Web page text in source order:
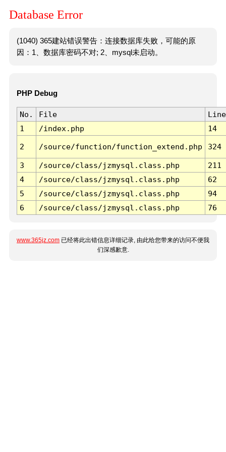
Database Error
(1040) 365建站错误警告：连接数据库失败，可能的原
因：1、数据库密码不对; 2、mysql未启动。
PHP Debug
No. File
Line
1
/index.php 14
2 /source/function/function_extend.php 324
3 /source/class/jzmysql.class.php
211
4
/source/class/jzmysql.class.php
62
5
/source/class/jzmysql.class.php
94
6
/source/class/jzmysql.class.php 76
www.365jz.com 已经将此出错信息详细记录, 由此给您带来的访问不便我
们深感歉意.